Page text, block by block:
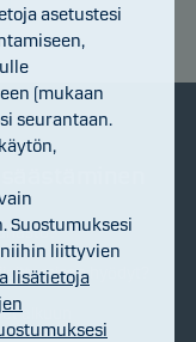
hyödyt?
alkuun
asetustesi
(mukaan
seurantaan.
Suostumuksesi
niihin liittyvien
lisätietoja